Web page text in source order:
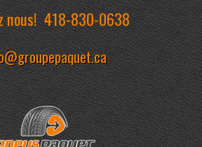
nous!418-830-0638